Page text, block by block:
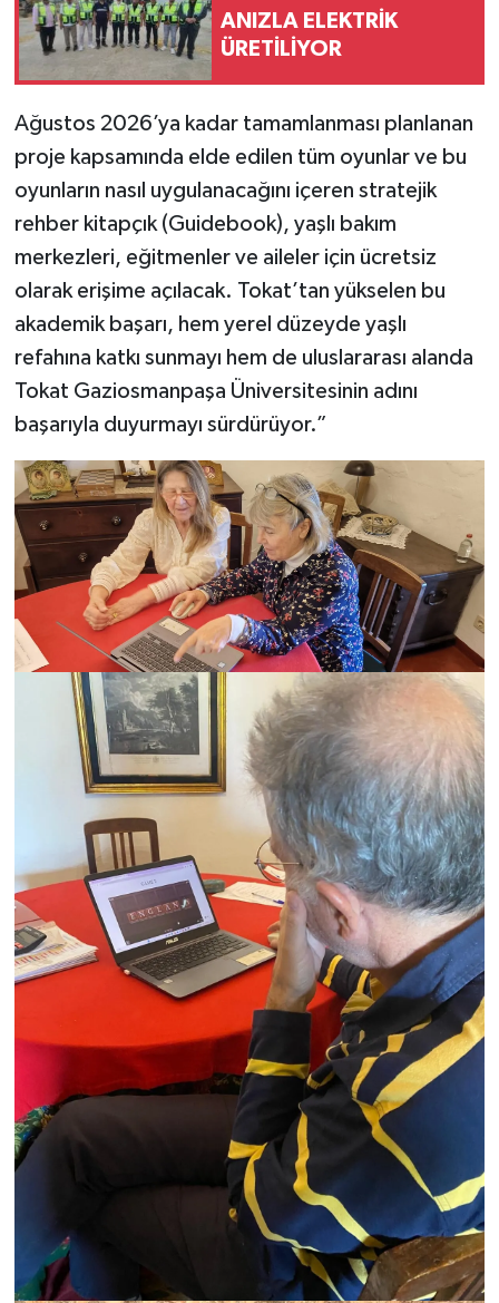
ANIZLA ELEKTRİK
ÜRETİLİYOR
Ağustos 2026’ya kadar tamamlanması planlanan
proje kapsamında elde edilen tüm oyunlar ve bu
oyunların nasıl uygulanacağını içeren stratejik
rehber kitapçık (Guidebook), yaşlı bakım
merkezleri, eğitmenler ve aileler için ücretsiz
olarak erişime açılacak. Tokat’tan yükselen bu
akademik başarı, hem yerel düzeyde yaşlı
refahına katkı sunmayı hem de uluslararası alanda
Tokat Gaziosmanpaşa Üniversitesinin adını
başarıyla duyurmayı sürdürüyor.”